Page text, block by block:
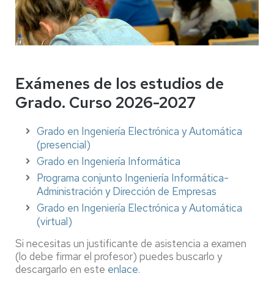
Exámenes de los estudios de
Grado. Curso 2026-2027
Grado en Ingeniería Electrónica y Automática
(presencial)
Grado en Ingeniería Informática
Programa conjunto Ingeniería Informática-
Administración y Dirección de Empresas
Grado en Ingeniería Electrónica y Automática
(virtual)
Si necesitas un justificante de asistencia a examen
(lo debe firmar el profesor) puedes buscarlo y
descargarlo en este enlace.